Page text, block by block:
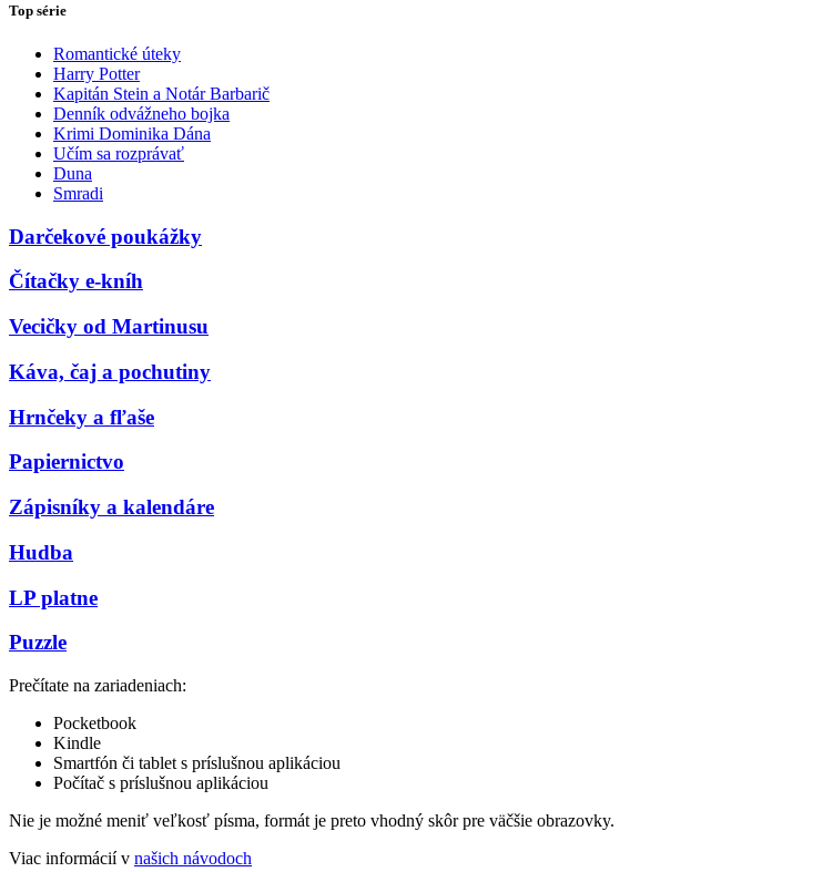
Top série
Romantické úteky
Harry Potter
Kapitán Stein a Notár Barbarič
Denník odvážneho bojka
Krimi Dominika Dána
Učím sa rozprávať
Duna
Smradi
Darčekové poukážky
Čítačky e-kníh
Vecičky od Martinusu
Káva, čaj a pochutiny
Hrnčeky a fľaše
Papiernictvo
Zápisníky a kalendáre
Hudba
LP platne
Puzzle
Prečítate na zariadeniach:
Pocketbook
Kindle
Smartfón či tablet s príslušnou aplikáciou
Počítač s príslušnou aplikáciou
Nie je možné meniť veľkosť písma, formát je preto vhodný skôr pre väčšie obrazovky.
Viac informácií v našich návodoch